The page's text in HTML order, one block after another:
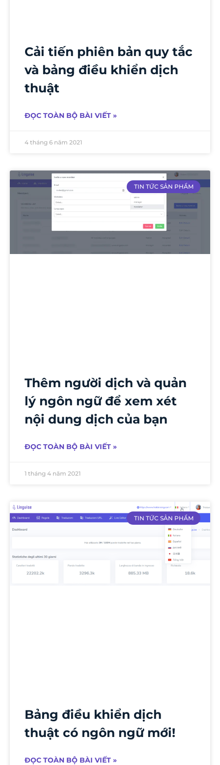
Cải tiến phiên bản quy tắc
và bảng điều khiển dịch
thuật
ĐỌC TOÀN BỘ BÀI VIẾT »
4 tháng 6 năm 2021
TIN TỨC SẢN PHẨM
Thêm người dịch và quản
lý ngôn ngữ để xem xét
nội dung dịch của bạn
ĐỌC TOÀN BỘ BÀI VIẾT »
1 tháng 4 năm 2021
TIN TỨC SẢN PHẨM
Bảng điều khiển dịch
thuật có ngôn ngữ mới!
ĐỌC TOÀN BỘ BÀI VIẾT »